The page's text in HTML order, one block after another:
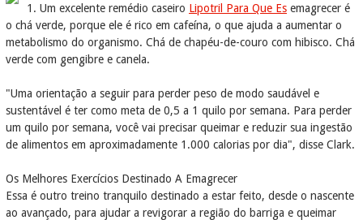
1. Um excelente remédio caseiro Lipotril Para Que Es emagrecer é
o chá verde, porque ele é rico em cafeína, o que ajuda a aumentar o
metabolismo do organismo. Chá de chapéu-de-couro com hibisco. Chá
verde com gengibre e canela.
"Uma orientação a seguir para perder peso de modo saudável e
sustentável é ter como meta de 0,5 a 1 quilo por semana. Para perder
um quilo por semana, você vai precisar queimar e reduzir sua ingestão
de alimentos em aproximadamente 1.000 calorias por dia", disse Clark.
Os Melhores Exercícios Destinado A Emagrecer
Essa é outro treino tranquilo destinado a estar feito, desde o nascente
ao avançado, para ajudar a revigorar a região do barriga e queimar